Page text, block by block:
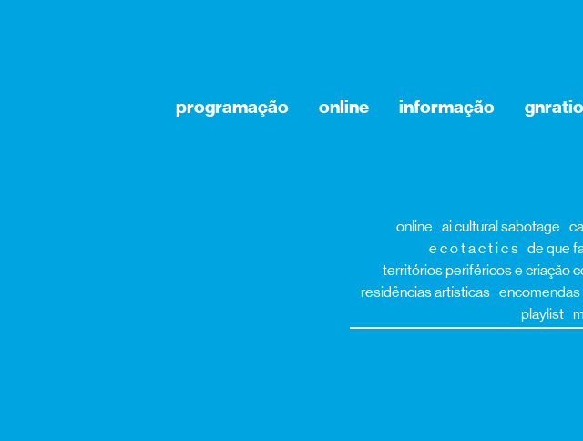
programação online informação
online ai cultural sabotage
e c o t a c t i c s de que
territórios periféricos e criação
residências artísticas encomendas
playlist